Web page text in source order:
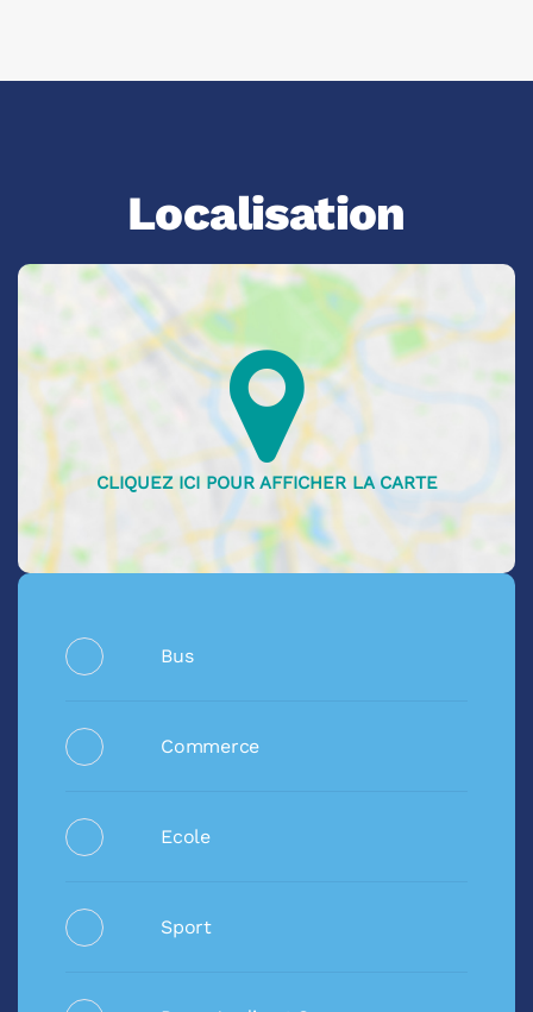
Localisation
Bus
Commerce
Ecole
Sport